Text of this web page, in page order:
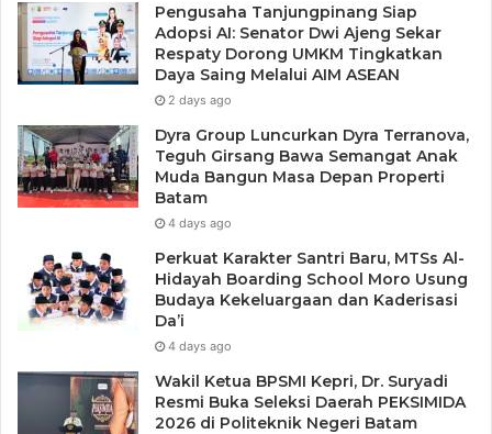
Pengusaha Tanjungpinang Siap
Adopsi AI: Senator Dwi Ajeng Sekar
Respaty Dorong UMKM Tingkatkan
Daya Saing Melalui AIM ASEAN
2 days ago
Dyra Group Luncurkan Dyra Terranova,
Teguh Girsang Bawa Semangat Anak
Muda Bangun Masa Depan Properti
Batam
4 days ago
Perkuat Karakter Santri Baru, MTSs Al-
Hidayah Boarding School Moro Usung
Budaya Kekeluargaan dan Kaderisasi
Da’i
4 days ago
Wakil Ketua BPSMI Kepri, Dr. Suryadi
Resmi Buka Seleksi Daerah PEKSIMIDA
2026 di Politeknik Negeri Batam